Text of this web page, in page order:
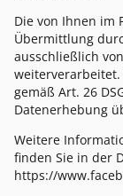
Die von Ihnen im
Übermittlung
ausschließlich
gemäß Art. 26
Datenerhebung
Weitere
finden Sie in der
https://